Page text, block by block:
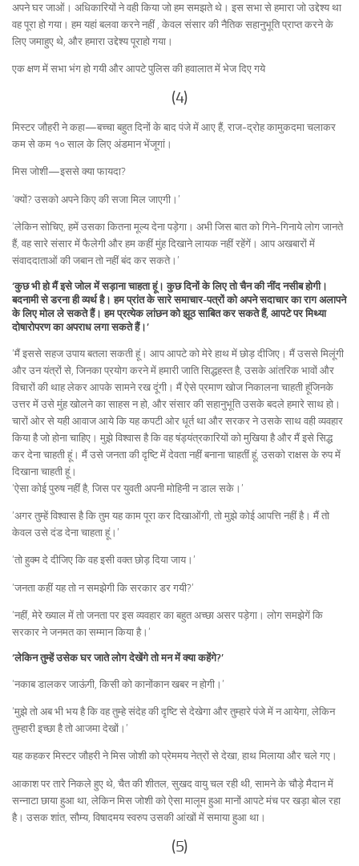
अपने घर जाओं। अधिकारियों ने वही किया जो हम समझते थे। इस सभा से हमारा जो उद्देश्य था
वह पूरा हो गया। हम यहां बलवा करने नहीं , केवल संसार की नैतिक सहानुभूति प्राप्त करने के
लिए जमाहुए थे, और हमारा उद्देश्य पूराहो गया।
एक क्षण में सभा भंग हो गयी और आपटे पुलिस की हवालात में भेज दिए गये
(4)
मिस्टर जौहरी ने कहा—बच्चा बहुत दिनों के बाद पंजे में आए हैं, राज-द्रोह कामुकदमा चलाकर
कम से कम १० साल के लिए अंडमान भेंजूगां।
मिस जोशी—इससे क्या फायदा?
‘क्यों? उसको अपने किए की सजा मिल जाएगी।’
‘लेकिन सोचिए, हमें उसका कितना मूल्य देना पड़ेगा। अभी जिस बात को गिने-गिनाये लोग जानते
हैं, वह सारे संसार में फैलेगी और हम कहीं मुंह दिखाने लायक नहीं रहेंगें। आप अखबारों में
संवाददाताओं की जबान तो नहीं बंद कर सकते।’
‘कुछ भी हो मैं इसे जोल में सड़ाना चाहता हूं। कुछ दिनों के लिए तो चैन की नींद नसीब होगी।
बदनामी से डरना ही व्यर्थ है। हम प्रांत के सारे समाचार-पत्रों को अपने सदाचार का राग अलापने
के लिए मोल ले सकते हैं। हम प्रत्येक लांछन को झूठ साबित कर सकते हैं, आपटे पर मिथ्या
दोषारोपरण का अपराध लगा सकते हैं।’
‘मैं इससे सहज उपाय बतला सकती हूं। आप आपटे को मेरे हाथ में छोड़ दीजिए। मैं उससे मिलूंगी
और उन यंत्रों से, जिनका प्रयोग करने में हमारी जाति सिद्धहस्त है, उसके आंतरिक भावों और
विचारों की थाह लेकर आपके सामने रख दूंगी। मैं ऐसे प्रमाण खोज निकालना चाहती हूंजिनके
उत्तर में उसे मुंह खोलने का साहस न हो, और संसार की सहानुभूति उसके बदले हमारे साथ हो।
चारों ओर से यही आवाज आये कि यह कपटी ओर धूर्त था और सरकर ने उसके साथ वही व्यवहार
किया है जो होना चाहिए। मुझे विश्वास है कि वह षंड्यंत्रकारियों को मुखिया है और मैं इसे सिद्ध
कर देना चाहती हूं। मैं उसे जनता की दृष्टि में देवता नहीं बनाना चाहतीं हूं, उसको राक्षस के रुप में
दिखाना चाहती हूं।
‘ऐसा कोई पुरुष नहीं है, जिस पर युवती अपनी मोहिनी न डाल सके।’
‘अगर तुम्हें विश्वास है कि तुम यह काम पूरा कर दिखाओंगी, तो मुझे कोई आपत्ति नहीं है। मैं तो
केवल उसे दंड देना चाहता हूं।’
‘तो हुक्म दे दीजिए कि वह इसी वक्त छोड़ दिया जाय।’
‘जनता कहीं यह तो न समझेगी कि सरकार डर गयी?’
‘नहीं, मेरे ख्याल में तो जनता पर इस व्यवहार का बहुत अच्छा असर पड़ेगा। लोग समझेगें कि
सरकार ने जनमत का सम्मान किया है।’
‘लेकिन तुम्हें उसेक घर जाते लोग देखेंगे तो मन में क्या कहेंगे?’
‘नकाब डालकर जाऊंगी, किसी को कानोंकान खबर न होगी।’
‘मुझे तो अब भी भय है कि वह तुम्हे संदेह की दृष्टि से देखेगा और तुम्हारे पंजे में न आयेगा, लेकिन
तुम्हारी इच्छा है तो आजमा देखों।’
यह कहकर मिस्टर जौहरी ने मिस जोशी को प्रेममय नेत्रों से देखा, हाथ मिलाया और चले गए।
आकाश पर तारे निकले हुए थे, चैत की शीतल, सुखद वायु चल रही थी, सामने के चौड़े मैदान में
सन्नाटा छाया हुआ था, लेकिन मिस जोशी को ऐसा मालूम हुआ मानों आपटे मंच पर खड़ा बोल रहा
है। उसक शांत, सौम्य, विषादमय स्वरुप उसकी आंखों में समाया हुआ था।
(5)